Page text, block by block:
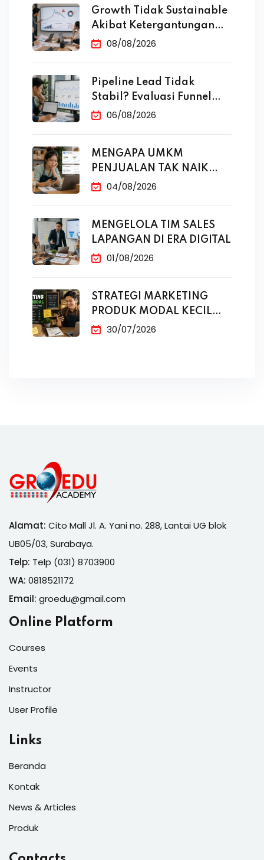
Growth Tidak Sustainable
Akibat Ketergantungan
Iklan08/08/2026
Pipeline Lead Tidak
Stabil? Evaluasi Funnel
Marketing
06/08/2026
MENGAPA UMKM
PENJUALAN TAK NAIK
MESKI SUDAH
04/08/2026
MENGELOLA TIM SALES
LAPANGAN DI ERA DIGITAL
01/08/2026
STRATEGI MARKETING
PRODUK MODAL KECIL
TANPA IKLAN
30/07/2026
Alamat: Cito Mall Jl. A. Yani no. 288, Lantai UG blok
UB05/03, Surabaya.
Telp: Telp (031) 8703900
WA: 0818521172
Email: groedu@gmail.com
Online Platform
Courses
Events
Instructor
User Profile
Links
Beranda
Kontak
News & Articles
Produk